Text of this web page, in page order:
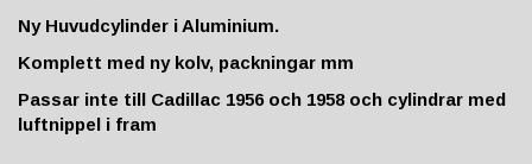
Ny Huvudcylinder i Aluminium.
Komplett med ny kolv, packningar mm
Passar inte till Cadillac 1956 och 1958 och cylindrar med
luftnippel i fram